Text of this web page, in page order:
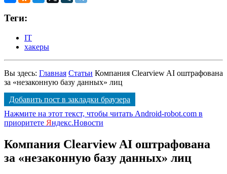
Теги:
IT
хакеры
Вы здесь: Главная Статьи Компания Clearview AI оштрафована
за «незаконную базу данных» лиц
Добавить пост в закладки браузера
Нажмите на этот текст, чтобы читать Android-robot.com в
приоритете Яндекс.Новости
Компания Clearview AI оштрафована
за «незаконную базу данных» лиц